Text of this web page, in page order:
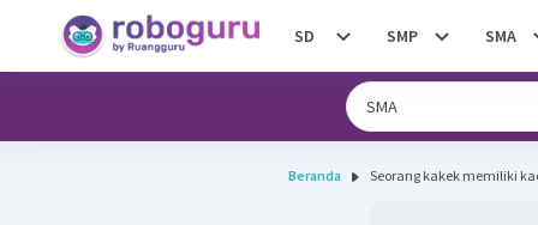
SD SMP SMA
Beranda Seorang kakek memiliki